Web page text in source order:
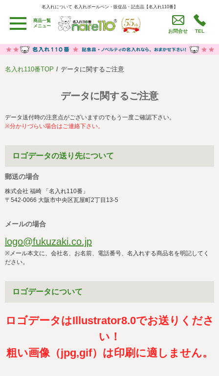
名入れについて 名入れボールペン・販促品・記念品【名入れ110番】
名入れについて 名入れボールペン・販促品・記念品【名入れ110番】
商品一覧
メニュー
お問合せ TEL
用途別カテゴリ
卒園・卒業記念品
労働組合・設立記念・周年記念
うちわ・扇子・ファン
イベント・パーティーグッズ
セール品グッズ
ご利用ガイド
社会貢献活動
著作権と推奨環境について
よくある質問
会社概要
名入れ110番TOP データに関するご注意
データに関するご注意
データ送付時の注意点がございますのでもう一度ご確認下さい。
※分かりづらい場合はご連絡下さい。
ロゴデータの送り先について
郵送の場合
株式会社 福崎 「名入れ110番」
〒542-0066 大阪市中央区瓦屋町2丁目13-5
メールの場合
logo@fukuzaki.co.jp
※メール本文に、会社名、お名前、電話番号、名入れする商品名を明記してく
ださい。
ロゴデータについて
ロゴデータはIllustrator8.0でお送りくださ
い！
粗い画像（jpg,gif）は印刷に適しません。